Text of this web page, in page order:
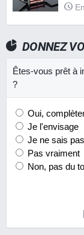
DONNEZ
Êtes-vous prêt à
?
Oui,
Je l'envisage
Je ne sais pas
Pas vraiment
Non, pas du